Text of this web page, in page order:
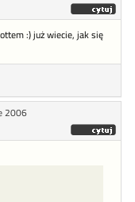
:) już wiecie, jak się
2006